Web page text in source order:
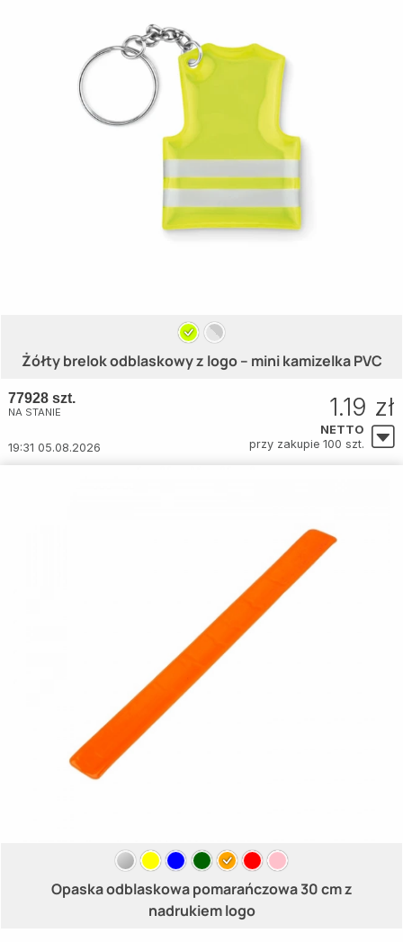
Żółty brelok odblaskowy z logo – mini kamizelka PVC
77928 szt.
NA STANIE
19:31 05.08.2026
1.19 zł
NETTO
przy zakupie 100 szt.
Opaska odblaskowa pomarańczowa 30 cm z
nadrukiem logo